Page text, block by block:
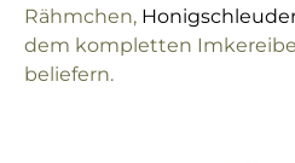
Rähmchen,
dem kompletten
beliefern.